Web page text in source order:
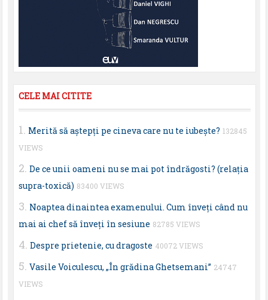
CELE MAI CITITE
Merită să aştepţi pe cineva care nu te iubeşte? 132845
VIEWS
De ce unii oameni nu se mai pot îndrăgosti? (relaţia
supra-toxică) 83400 VIEWS
Noaptea dinaintea examenului. Cum înveţi când nu
mai ai chef să înveţi în sesiune 82785 VIEWS
Despre prietenie, cu dragoste 40072 VIEWS
Vasile Voiculescu, „În grădina Ghetsemani” 24747
VIEWS